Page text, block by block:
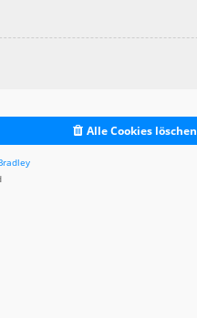
Alle Cookies löschen